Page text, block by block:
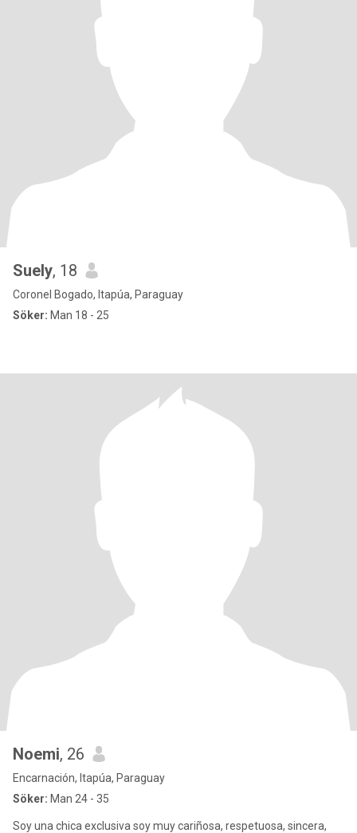
Suely, 18
Coronel Bogado, Itapúa, Paraguay
Söker: Man 18 - 25
Noemi, 26
Encarnación, Itapúa, Paraguay
Söker: Man 24 - 35
Soy una chica exclusiva soy muy cariñosa, respetuosa, sincera,